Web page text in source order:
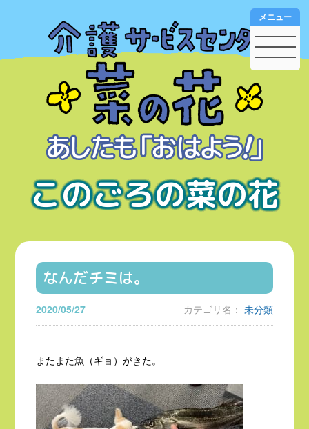
このごろの菜の花
メニュー
なんだチミは。
2020/05/27 カテゴリ名： 未分類
またまた魚（ギョ）がきた。